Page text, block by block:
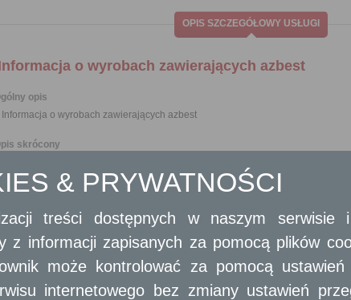
OPIS SZCZEGÓŁOWY USŁUGI
o wyrobach zawierających azbest
opis
Informacja o wyrobach zawierających azbest
skrócony
organowi.
Osoby fizyczne prowadzące działalność gospodarczą jak również osoby
Osoby fizyczne nieprowadzące działalności gospodarczej
lub prezydentowi miasta.
dokumenty
Wypełniony formularz, którego wzór stanowi załącznik nr 3 do
r. w sprawie wymagań w zakresie wykorzystywania wyrobów zawierających
& PRYWATNOŚCI
treści dostępnych w naszym serwisie
z informacji zapisanych za pomocą plików
może kontrolować za pomocą
internetowego bez zmiany ustawień